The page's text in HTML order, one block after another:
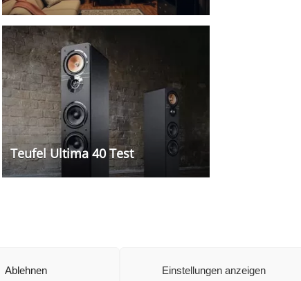
Ablehnen Einstellungen anzeigen
Teufel Ultima 40 Test